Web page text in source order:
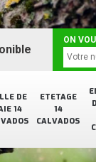
DE
14
ETETAGE
14
CALVADOS
ON